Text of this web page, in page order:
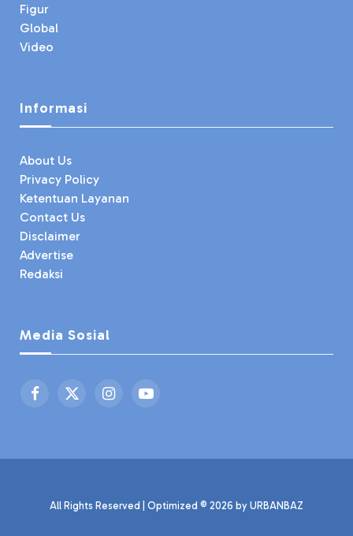
Figur
Global
Video
Informasi
About Us
Privacy Policy
Ketentuan Layanan
Contact Us
Disclaimer
Advertise
Redaksi
Media Sosial
Facebook
X
InstagramYouTube
All Rights Reserved | Optimized © 2026 by URBANBAZ